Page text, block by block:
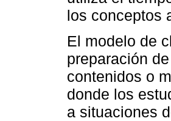
los conceptos
El modelo de
preparación
contenidos o
donde los
a situaciones